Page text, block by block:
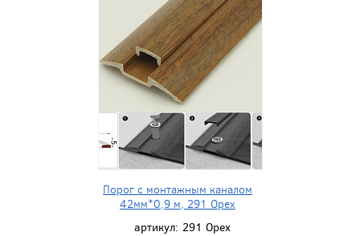
Порог с монтажным каналом
42мм*0,9 м, 291 Орех
артикул: 291 Орех